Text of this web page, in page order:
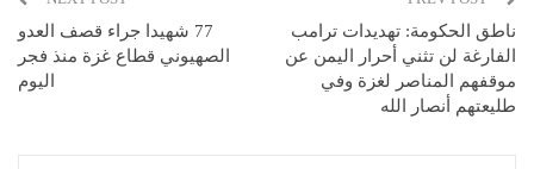
ناطق الحكومة: تهديدات ترامب
الفارغة لن تثني أحرار اليمن عن
موقفهم المناصر لغزة وفي
طليعتهم أنصار الله
77 شهيدا جراء قصف العدو
الصهيوني قطاع غزة منذ فجر
اليوم